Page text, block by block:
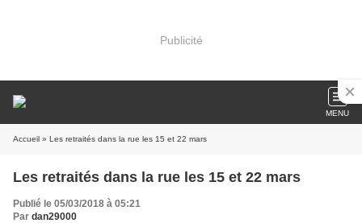
Publicité
MENU
Accueil » Les retraités dans la rue les 15 et 22 mars
Les retraités dans la rue les 15 et 22 mars
Publié le 05/03/2018 à 05:21
Par dan29000